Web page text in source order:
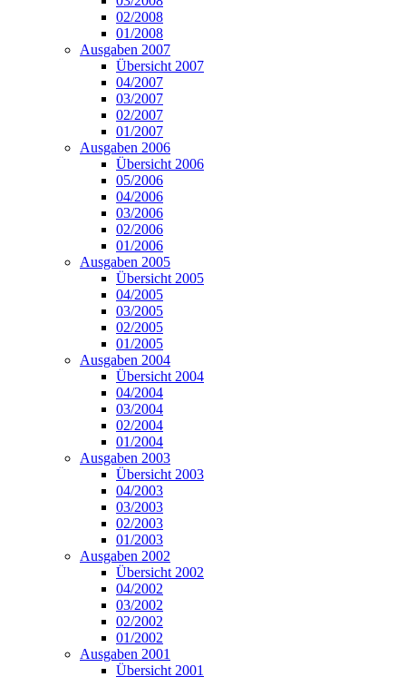
02/2008
01/2008
Ausgaben 2007
Übersicht 2007
04/2007
03/2007
02/2007
01/2007
Ausgaben 2006
Übersicht 2006
05/2006
04/2006
03/2006
02/2006
01/2006
Ausgaben 2005
Übersicht 2005
04/2005
03/2005
02/2005
01/2005
Ausgaben 2004
Übersicht 2004
04/2004
03/2004
02/2004
01/2004
Ausgaben 2003
Übersicht 2003
04/2003
03/2003
02/2003
01/2003
Ausgaben 2002
Übersicht 2002
04/2002
03/2002
02/2002
01/2002
Ausgaben 2001
Übersicht 2001